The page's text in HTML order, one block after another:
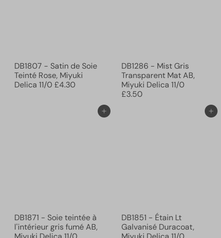
DB1807 - Satin de Soie
Teinté Rose, Miyuki
Delica 11/0£4.30
DB1286 - Mist Gris
Transparent Mat AB,
Miyuki Delica 11/0
£3.50
Ajouter au panier
DB1871 - Soie teintée à
l'intérieur gris fumé AB,
Ajouter au panier
DB1851 - Étain Lt
Galvanisé Duracoat,